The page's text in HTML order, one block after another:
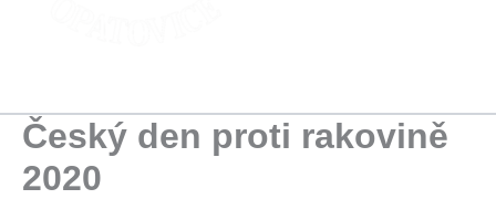
Český den proti rakovině
2020